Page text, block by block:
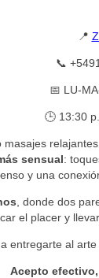
📍
📞
📅 LU-
🕒 13:30
sensual:
y una
, donde dos
el placer y
entregarte al
Acepto